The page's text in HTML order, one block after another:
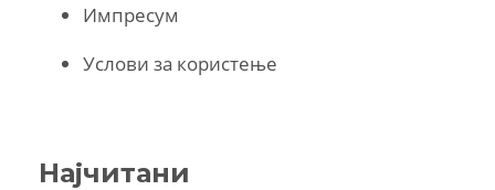
Импресум
Услови за користење
Најчитани